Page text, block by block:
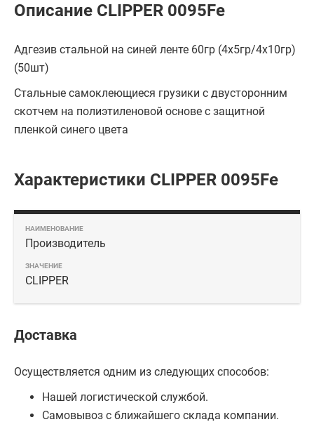
Описание CLIPPER 0095Fe
Адгезив стальной на синей ленте 60гр (4х5гр/4x10гр)
(50шт)
Стальные самоклеющиеся грузики с двусторонним
скотчем на полиэтиленовой основе с защитной
пленкой синего цвета
Характеристики CLIPPER 0095Fe
Производитель
CLIPPER
Доставка
Осуществляется одним из следующих способов:
Нашей логистической службой.
Самовывоз с ближайшего склада компании.